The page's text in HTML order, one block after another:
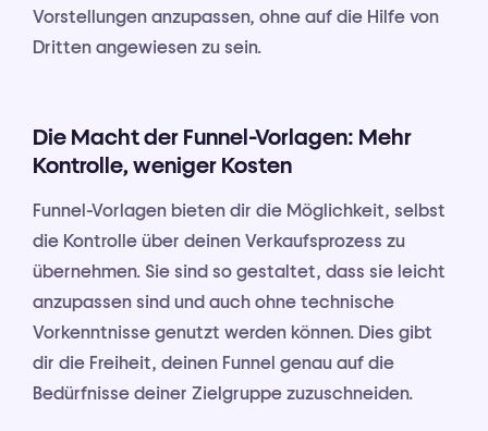
Vorstellungen anzupassen, ohne auf die Hilfe von
Dritten angewiesen zu sein.
Die Macht der Funnel-Vorlagen: Mehr
Kontrolle, weniger Kosten
Funnel-Vorlagen bieten dir die Möglichkeit, selbst
die Kontrolle über deinen Verkaufsprozess zu
übernehmen. Sie sind so gestaltet, dass sie leicht
anzupassen sind und auch ohne technische
Vorkenntnisse genutzt werden können. Dies gibt
dir die Freiheit, deinen Funnel genau auf die
Bedürfnisse deiner Zielgruppe zuzuschneiden.